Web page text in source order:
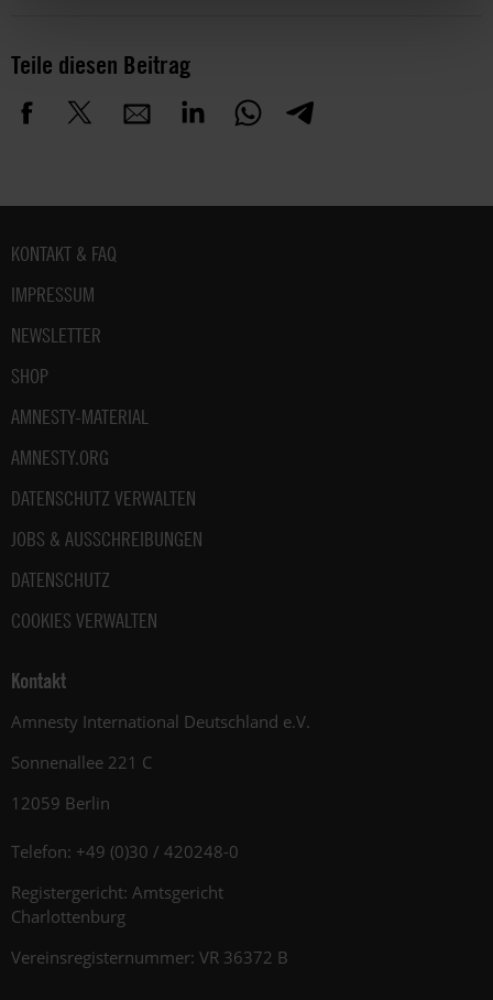
Teile diesen Beitrag
Fußbereich
KONTAKT & FAQ
IMPRESSUM
NEWSLETTER
SHOP
AMNESTY-MATERIAL
AMNESTY.ORG
DATENSCHUTZ VERWALTEN
JOBS & AUSSCHREIBUNGEN
DATENSCHUTZ
COOKIES VERWALTEN
Kontakt
Amnesty International Deutschland e.V.
Sonnenallee 221 C
12059 Berlin
Telefon: +49 (0)30 / 420248-0
Registergericht: Amtsgericht
Charlottenburg
Vereinsregisternummer: VR 36372 B